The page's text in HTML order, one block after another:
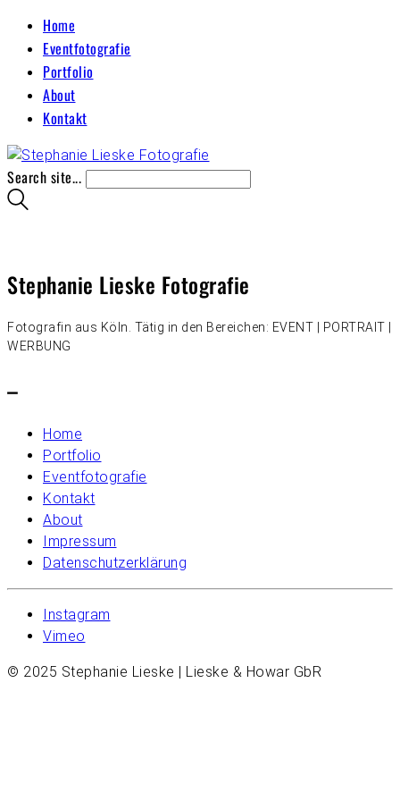
Home
Eventfotografie
Portfolio
About
Kontakt
Search site...
Stephanie Lieske Fotografie
Fotografin aus Köln. Tätig in den Bereichen: EVENT | PORTRAIT |
WERBUNG
–
Home
Portfolio
Eventfotografie
Kontakt
About
Impressum
Datenschutzerklärung
Instagram
Vimeo
© 2025 Stephanie Lieske | Lieske & Howar GbR